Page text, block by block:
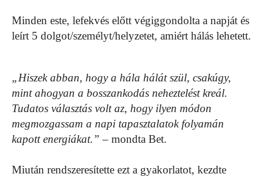
Minden este, lefekvés előtt végiggondolta a napját és
leírt 5 dolgot/személyt/helyzetet, amiért hálás lehetett.
„Hiszek abban, hogy a hála hálát szül, csakúgy,
mint ahogyan a bosszankodás neheztelést kreál.
Tudatos választás volt az, hogy ilyen módon
megmozgassam a napi tapasztalatok folyamán
kapott energiákat.” – mondta Bet.
Miután rendszeresítette ezt a gyakorlatot, kezdte